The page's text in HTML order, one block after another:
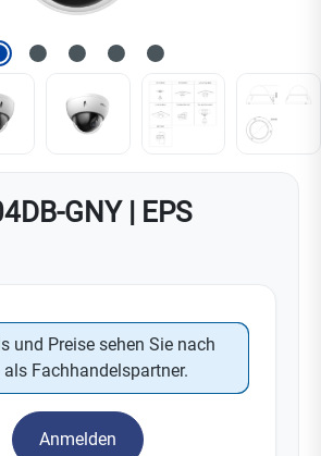
GNY | EPS
und Preise sehen Sie nach
Fachhandelspartner.
Anmelden